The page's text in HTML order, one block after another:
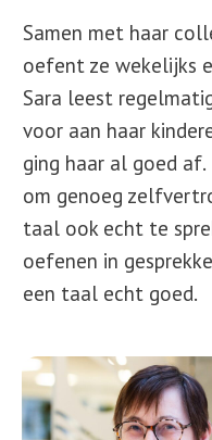
Samen met haar
oefent ze wekelijks
Sara leest
voor aan haar
ging haar al goed
om genoeg
taal ook echt te
oefenen in
een taal echt goed.